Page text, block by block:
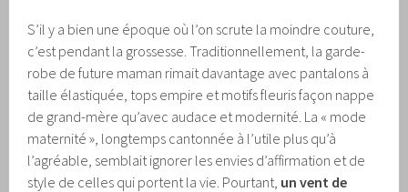
S’il y a bien une époque où l’on scrute la moindre couture,
c’est pendant la grossesse. Traditionnellement, la garde-
robe de future maman rimait davantage avec pantalons à
taille élastiquée, tops empire et motifs fleuris façon nappe
de grand-mère qu’avec audace et modernité. La « mode
maternité », longtemps cantonnée à l’utile plus qu’à
l’agréable, semblait ignorer les envies d’affirmation et de
style de celles qui portent la vie. Pourtant, un vent de